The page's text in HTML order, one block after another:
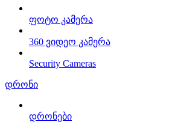
ფოტო კამერა
360 ვიდეო კამერა
Security Cameras
დრონი
დრონები